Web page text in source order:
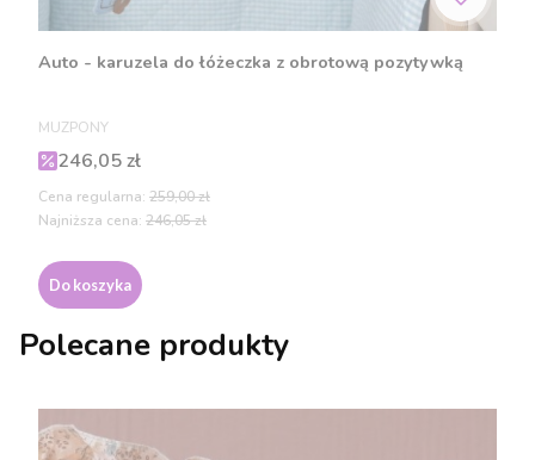
Auto - karuzela do łóżeczka z obrotową pozytywką
PRODUCENT
MUZPONY
Cena promocyjna
246,05 zł
Cena regularna: 259,00 zł
Najniższa cena: 246,05 zł
Do koszyka
Polecane produkty